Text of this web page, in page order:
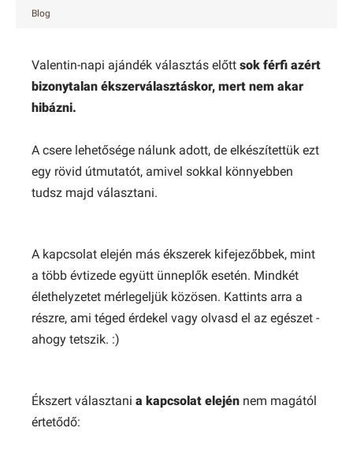
Blog
Valentin-napi ajándék választás előtt sok férfi azért
bizonytalan ékszerválasztáskor, mert nem akar
hibázni.
A csere lehetősége nálunk adott, de elkészítettük ezt
egy rövid útmutatót, amivel sokkal könnyebben
tudsz majd választani.
A kapcsolat elején más ékszerek kifejezőbbek, mint
a több évtizede együtt ünneplők esetén. Mindkét
élethelyzetet mérlegeljük közösen. Kattints arra a
részre, ami téged érdekel vagy olvasd el az egészet -
ahogy tetszik. :)
Ékszert választani a kapcsolat elején nem magától
értetődő: